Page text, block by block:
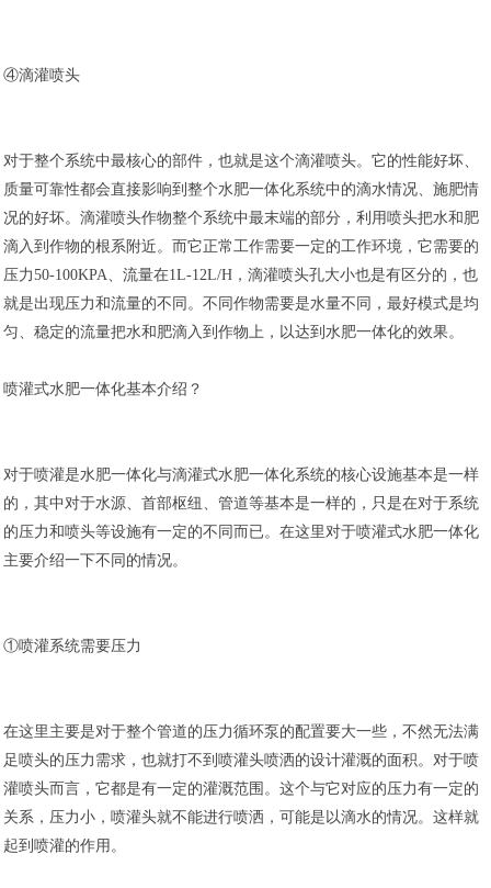
④滴灌喷头
对于整个系统中最核心的部件，也就是这个滴灌喷头。它的性能好坏、
质量可靠性都会直接影响到整个水肥一体化系统中的滴水情况、施肥情
况的好坏。滴灌喷头作物整个系统中最末端的部分，利用喷头把水和肥
滴入到作物的根系附近。而它正常工作需要一定的工作环境，它需要的
压力50-100KPA、流量在1L-12L/H，滴灌喷头孔大小也是有区分的，也
就是出现压力和流量的不同。不同作物需要是水量不同，最好模式是均
匀、稳定的流量把水和肥滴入到作物上，以达到水肥一体化的效果。
喷灌式水肥一体化基本介绍？
对于喷灌是水肥一体化与滴灌式水肥一体化系统的核心设施基本是一样
的，其中对于水源、首部枢纽、管道等基本是一样的，只是在对于系统
的压力和喷头等设施有一定的不同而已。在这里对于喷灌式水肥一体化
主要介绍一下不同的情况。
①喷灌系统需要压力
在这里主要是对于整个管道的压力循环泵的配置要大一些，不然无法满
足喷头的压力需求，也就打不到喷灌头喷洒的设计灌溉的面积。对于喷
灌喷头而言，它都是有一定的灌溉范围。这个与它对应的压力有一定的
关系，压力小，喷灌头就不能进行喷洒，可能是以滴水的情况。这样就
起到喷灌的作用。